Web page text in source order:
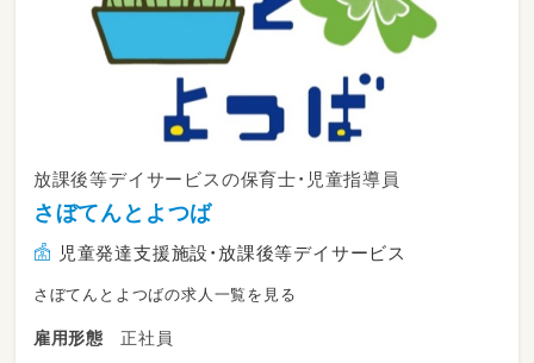
放課後等デイサービスの保育士・児童指導員
さぼてんとよつば
児童発達支援施設・放課後等デイサービス
さぼてんとよつばの求人一覧を見る
雇用形態
正社員